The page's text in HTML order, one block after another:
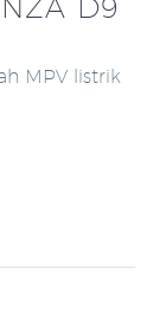
D9
MPV listrik